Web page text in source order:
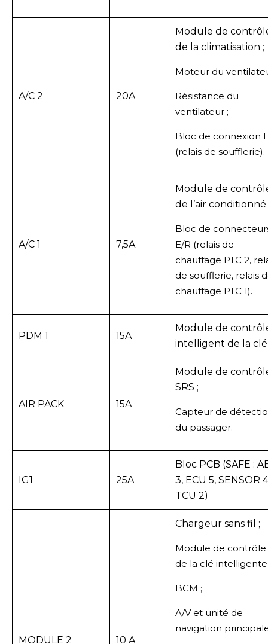
A/C 2 20A
Module de
de la climatisation ;
Moteur du
Résistance du
ventilateur ;
Bloc de connexion
(relais de soufflerie).
A/C 1 7,5A
Module de
de l’air conditionné
Bloc de
E/R (relais de
chauffage PTC 2,
de soufflerie, relais
chauffage PTC 1).
PDM 1 15A
Module de
intelligent de la clé
AIR PACK 15A
Module de
SRS ;
Capteur de
du passager.
IG1 25A
Bloc PCB (SAFE :
3, ECU 5, SENSOR
TCU 2)
MODULE 2 10 A
Chargeur sans fil ;
Module de contrôle
de la clé intelligente
BCM ;
A/V et unité de
navigation